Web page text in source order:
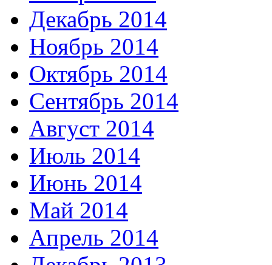
Декабрь 2014
Ноябрь 2014
Октябрь 2014
Сентябрь 2014
Август 2014
Июль 2014
Июнь 2014
Май 2014
Апрель 2014